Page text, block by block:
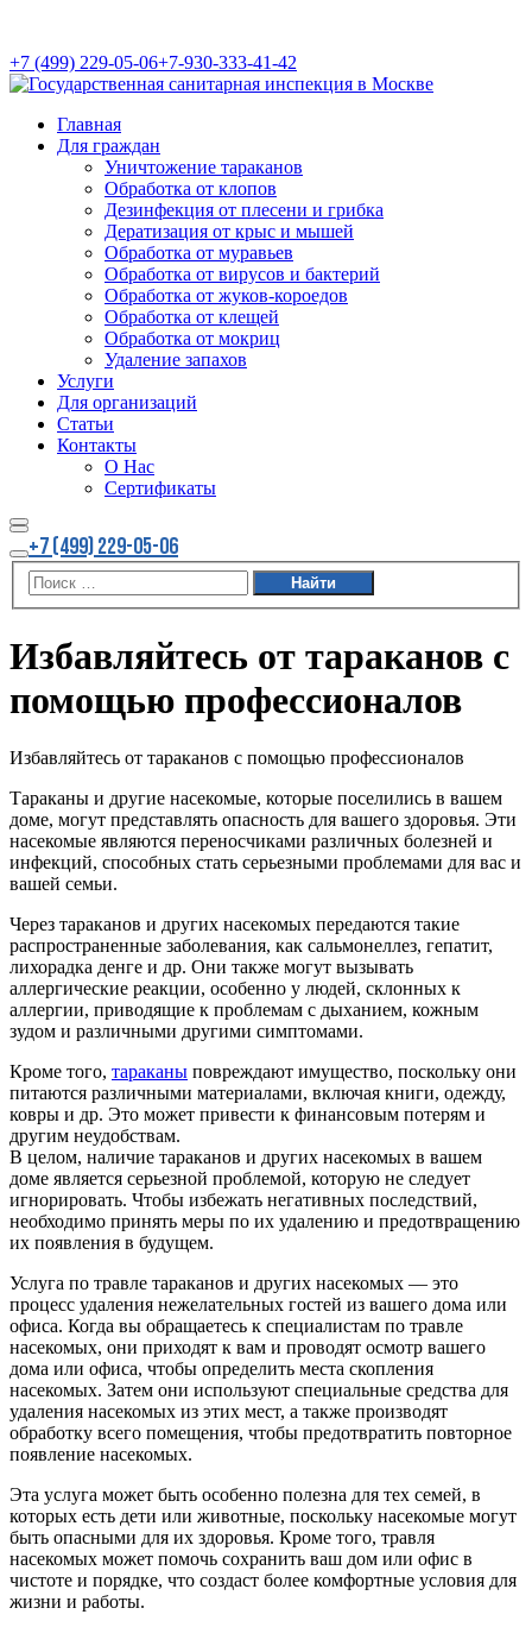
+7 (499) 229-05-06+7-930-333-41-42
Главная
Для граждан
Уничтожение тараканов
Обработка от клопов
Дезинфекция от плесени и грибка
Дератизация от крыс и мышей
Обработка от муравьев
Обработка от вирусов и бактерий
Обработка от жуков-короедов
Обработка от клещей
Обработка от мокриц
Удаление запахов
Услуги
Для организаций
Статьи
Контакты
О Нас
Сертификаты
Найти
Больше
информации
Главное
меню
+7 (499) 229-05-06
Избавляйтесь от тараканов с
помощью профессионалов
Избавляйтесь от тараканов с помощью профессионалов
Тараканы и другие насекомые, которые поселились в вашем
доме, могут представлять опасность для вашего здоровья. Эти
насекомые являются переносчиками различных болезней и
инфекций, способных стать серьезными проблемами для вас и
вашей семьи.
Через тараканов и других насекомых передаются такие
распространенные заболевания, как сальмонеллез, гепатит,
лихорадка денге и др. Они также могут вызывать
аллергические реакции, особенно у людей, склонных к
аллергии, приводящие к проблемам с дыханием, кожным
зудом и различными другими симптомами.
Кроме того, тараканы повреждают имущество, поскольку они
питаются различными материалами, включая книги, одежду,
ковры и др. Это может привести к финансовым потерям и
другим неудобствам.
В целом, наличие тараканов и других насекомых в вашем
доме является серьезной проблемой, которую не следует
игнорировать. Чтобы избежать негативных последствий,
необходимо принять меры по их удалению и предотвращению
их появления в будущем.
Услуга по травле тараканов и других насекомых — это
процесс удаления нежелательных гостей из вашего дома или
офиса. Когда вы обращаетесь к специалистам по травле
насекомых, они приходят к вам и проводят осмотр вашего
дома или офиса, чтобы определить места скопления
насекомых. Затем они используют специальные средства для
удаления насекомых из этих мест, а также производят
обработку всего помещения, чтобы предотвратить повторное
появление насекомых.
Эта услуга может быть особенно полезна для тех семей, в
которых есть дети или животные, поскольку насекомые могут
быть опасными для их здоровья. Кроме того, травля
насекомых может помочь сохранить ваш дом или офис в
чистоте и порядке, что создаст более комфортные условия для
жизни и работы.